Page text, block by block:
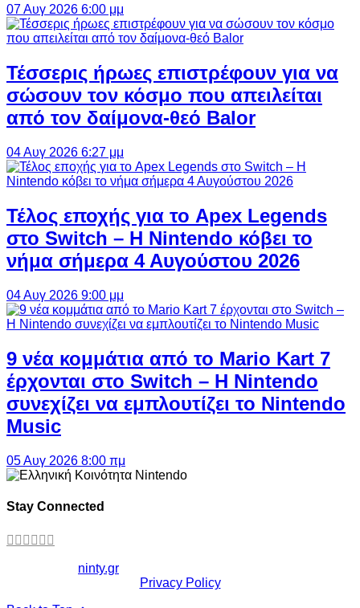
07 Αυγ 2026 6:00 μμ
Τέσσερις ήρωες επιστρέφουν για να
σώσουν τον κόσμο που απειλείται
από τον δαίμονα-θεό Balor
04 Αυγ 2026 6:27 μμ
Τέλος εποχής για το Apex Legends
στο Switch – Η Nintendo κόβει το
νήμα σήμερα 4 Αυγούστου 2026
04 Αυγ 2026 9:00 μμ
9 νέα κομμάτια από το Mario Kart 7
έρχονται στο Switch – Η Nintendo
συνεχίζει να εμπλουτίζει το Nintendo
Music
05 Αυγ 2026 8:00 πμ
Stay Connected
ninty.gr
Privacy Policy